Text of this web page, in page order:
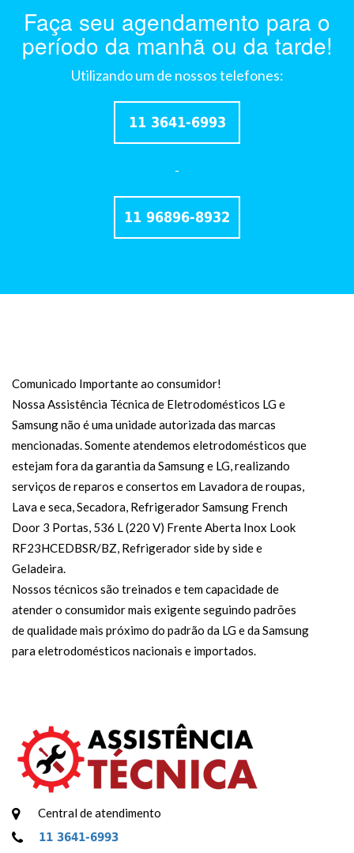
Faça seu agendamento para o
período da manhã ou da tarde!
Utilizando um de nossos telefones:
11 3641-6993
-
11 96896-8932
Comunicado Importante ao consumidor!
Nossa Assistência Técnica de Eletrodomésticos LG e
Samsung não é uma unidade autorizada das marcas
mencionadas. Somente atendemos eletrodomésticos que
estejam fora da garantia da Samsung e LG, realizando
serviços de reparos e consertos em Lavadora de roupas,
Lava e seca, Secadora, Refrigerador Samsung French
Door 3 Portas, 536 L (220 V) Frente Aberta Inox Look
RF23HCEDBSR/BZ, Refrigerador side by side e
Geladeira.
Nossos técnicos são treinados e tem capacidade de
atender o consumidor mais exigente seguindo padrões
de qualidade mais próximo do padrão da LG e da Samsung
para eletrodomésticos nacionais e importados.
Central de atendimento
11 3641-6993